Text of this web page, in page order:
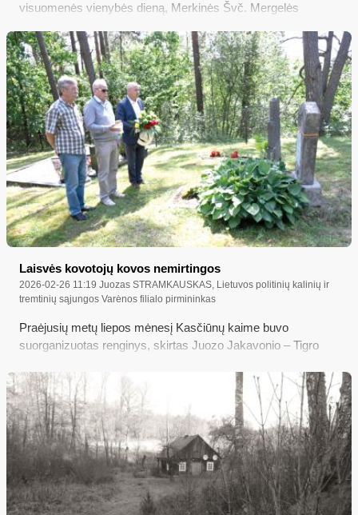
visuomenės vienybės dieną, Merkinės Švč. Mergelės
Žygimantui Buržinskui (Merkinės krašto muziejaus
direktoriui) ir Mindaugui Černiauskui (to paties muziejaus
projektų vadovui) iškilmingai buvo įteikta Adolfo
Ramanausko-Vanago premija...
Laisvės kovotojų kovos nemirtingos
2026-02-26 11:19 Juozas STRAMKAUSKAS, Lietuvos politinių kalinių ir
tremtinių sąjungos Varėnos filialo pirmininkas
Praėjusių metų liepos mėnesį Kasčiūnų kaime buvo
suorganizuotas renginys, skirtas Juozo Jakavonio – Tigro
savivaldybė parūpino Kasčiūnų kapinėse palaidotų partizanų
antkapinių paminklų tipinius atminimo ženklus ,,Lietuvos
partizanas“…